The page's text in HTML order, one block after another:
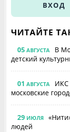
ВХОД
ЧИТАЙТЕ
05 АВГУСТА
В
детский
01 АВГУСТА
ИКС
московские
29 ИЮЛЯ
людей